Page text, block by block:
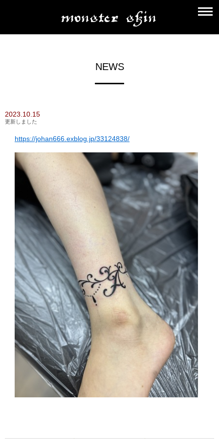
NEWS
2023.10.15
更新しました
https://johan666.exblog.jp/33124838/